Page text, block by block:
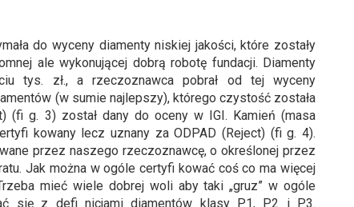
do wyceny diamenty niskiej jakości, które zostały
ale wykonującej dobrą robotę fundacji. Diamenty
tys. zł., a rzeczoznawca pobrał od tej wyceny
(w sumie najlepszy), którego czystość została
(fi g. 3) został dany do oceny w IGI. Kamień (masa
kowany lecz uznany za ODPAD (Reject) (fi g. 4).
przez naszego rzeczoznawcę, o określonej przez
Jak można w ogóle certyfi kować coś co ma więcej
mieć wiele dobrej woli aby taki „gruz” w ogóle
się z defi nicjami diamentów klasy P1, P2 i P3.